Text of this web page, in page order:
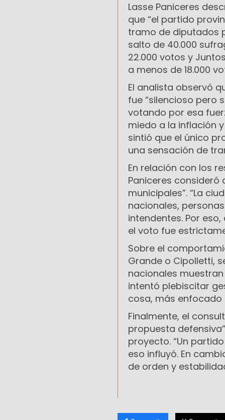
Lasse Paniceres
que “el partido
tramo de diputados
salto de 40.000
22.000 votos y
a menos de 18.000
El analista observó
fue “silencioso pero
votando por esa
miedo a la inflación
sintió que el único
una sensación de
En relación con los
Paniceres consideró
municipales”. “La
nacionales,
intendentes. Por
el voto fue
Sobre el
Grande o Cipolletti,
nacionales
intentó plebiscitar
cosa, más enfocado
Finalmente, el
propuesta
proyecto. “Un
eso influyó. En
de orden y